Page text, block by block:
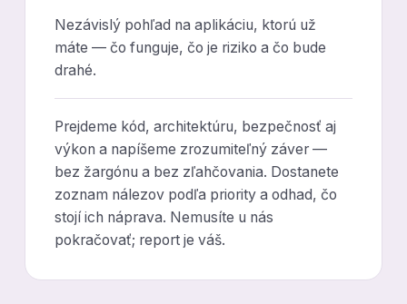
Nezávislý pohľad na aplikáciu, ktorú už
máte — čo funguje, čo je riziko a čo bude
drahé.
Prejdeme kód, architektúru, bezpečnosť aj
výkon a napíšeme zrozumiteľný záver —
bez žargónu a bez zľahčovania. Dostanete
zoznam nálezov podľa priority a odhad, čo
stojí ich náprava. Nemusíte u nás
pokračovať; report je váš.